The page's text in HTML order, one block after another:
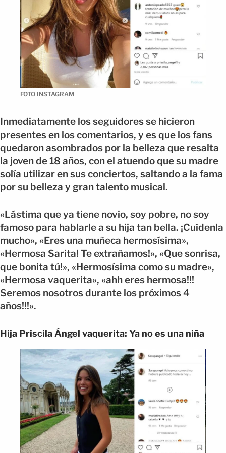
FOTO INSTAGRAM
Inmediatamente los seguidores se hicieron
presentes en los comentarios, y es que los fans
quedaron asombrados por la belleza que resalta
la joven de 18 años, con el atuendo que su madre
solía utilizar en sus conciertos, saltando a la fama
por su belleza y gran talento musical.
«Lástima que ya tiene novio, soy pobre, no soy
famoso para hablarle a su hija tan bella. ¡Cuídenla
mucho», «Eres una muñeca hermosísima»,
«Hermosa Sarita! Te extrañamos!», «Que sonrisa,
que bonita tú!», «Hermosísima como su madre»,
«Hermosa vaquerita», «ahh eres hermosa!!!
Seremos nosotros durante los próximos 4
años!!!».
Hija Priscila Ángel vaquerita: Ya no es una niña